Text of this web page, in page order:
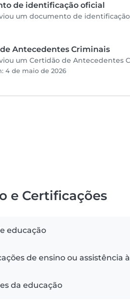
de identificação oficial
um documento de
Antecedentes Criminais
um Certidão de Antecedentes
4 de maio de 2026
e Certificações
educação
de ensino ou assistência
da educação